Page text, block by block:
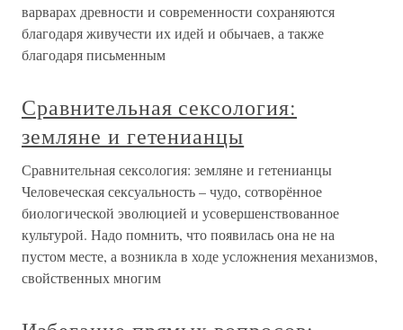
варварах древности и современности сохраняются
благодаря живучести их идей и обычаев, а также
благодаря письменным
Сравнительная сексология:
земляне и гетенианцы
Сравнительная сексология: земляне и гетенианцы
Человеческая сексуальность – чудо, сотворённое
биологической эволюцией и усовершенствованное
культурой. Надо помнить, что появилась она не на
пустом месте, а возникла в ходе усложнения механизмов,
свойственных многим